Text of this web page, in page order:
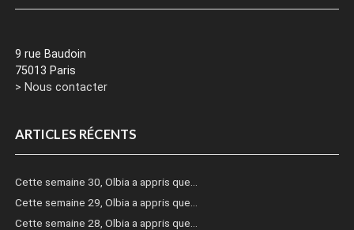
9 rue Baudoin
75013 Paris
> Nous contacter
ARTICLES RÉCENTS
Cette semaine 30, Olbia a appris que…
Cette semaine 29, Olbia a appris que…
Cette semaine 28, Olbia a appris que…